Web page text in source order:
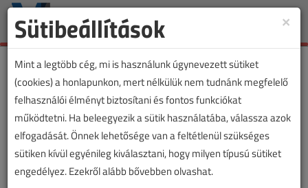
Toggle
VL lapszámvásárlás
Villanyszerelők Lapja 2023. májusi
lapszám
×
Sütibeállítások
Mint a legtöbb cég, mi is használunk úgynevezett sütiket
(cookies) a honlapunkon, mert nélkülük nem tudnánk megfelelő
felhasználói élményt biztosítani és fontos funkciókat
működtetni. Ha beleegyezik a sütik használatába, válassza azok
elfogadását. Önnek lehetősége van a feltétlenül szükséges
sütiken kívül egyénileg kiválasztani, hogy milyen típusú sütiket
engedélyez. Ezekről alább bővebben olvashat.